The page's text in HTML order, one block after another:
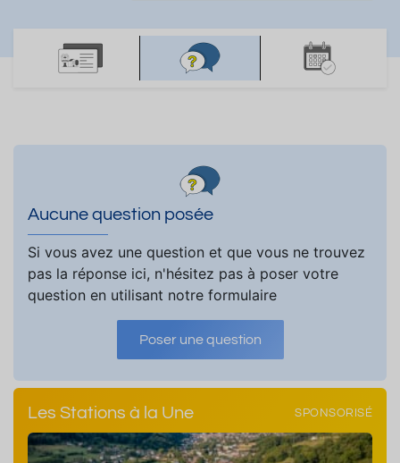
Aucune question posée
Si vous avez une question et que vous ne trouvez
pas la réponse ici, n'hésitez pas à poser votre
question en utilisant notre formulaire
Poser une question
Les Stations à la Une SPONSORISÉ